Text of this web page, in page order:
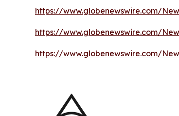
https://www.globenewswire.com/
https://www.globenewswire.com/
https://www.globenewswire.com/